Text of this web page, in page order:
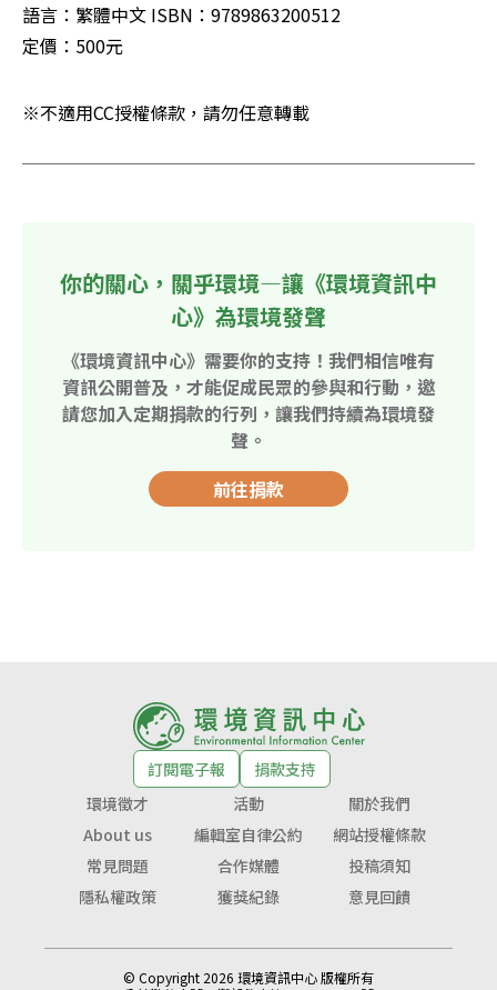
語言：繁體中文 ISBN：9789863200512
定價：500元
※不適用CC授權條款，請勿任意轉載
你的關心，關乎環境—讓《環境資訊中
心》為環境發聲
《環境資訊中心》需要你的支持！我們相信唯有
資訊公開普及，才能促成民眾的參與和行動，邀
請您加入定期捐款的行列，讓我們持續為環境發
聲。
前往捐款
訂閱電子報
捐款支持
環境徵才
活動
關於我們
About us
編輯室自律公約
網站授權條款
常見問題
合作媒體
投稿須知
隱私權政策
獲獎紀錄 意見回饋
© Copyright 2026 環境資訊中心 版權所有